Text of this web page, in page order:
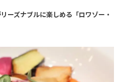
ーズナブルに楽しめる「ロワゾー・